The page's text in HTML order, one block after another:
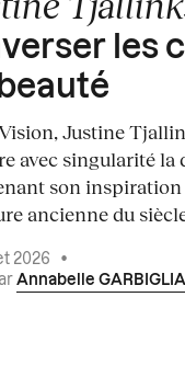
les
Justine
avec singularité la
son inspiration
ancienne du
2026
•
Annabelle GARBIGLIA